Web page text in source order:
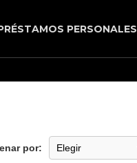
PERSONALES
por: